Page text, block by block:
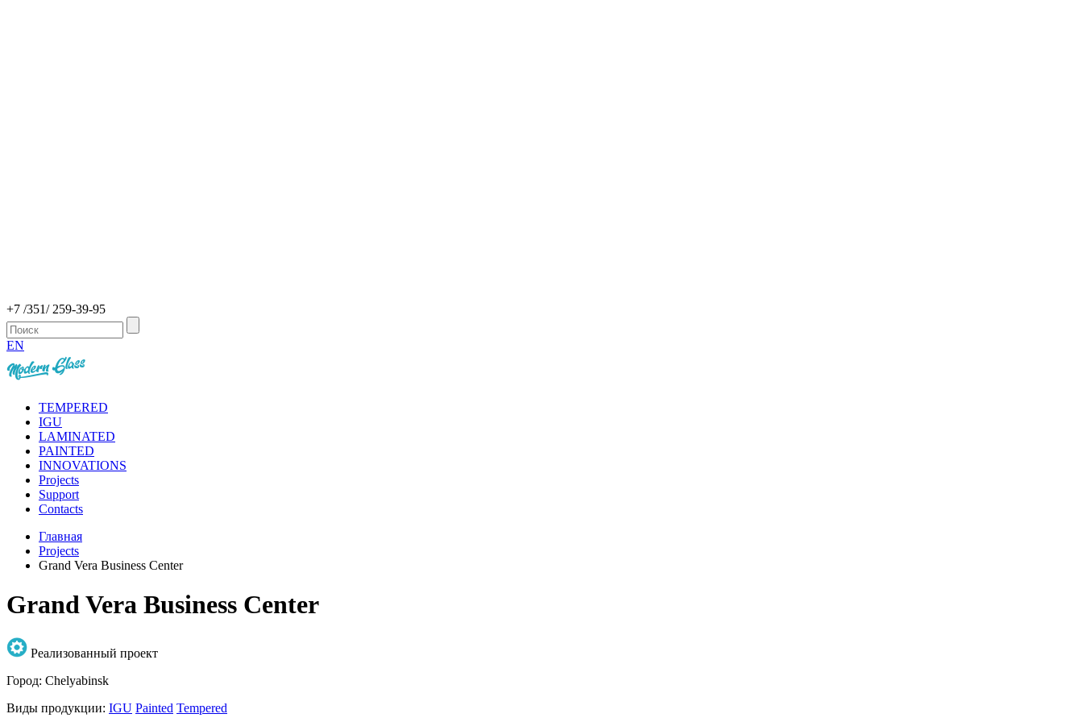
+7 /351/ 259-39-95
EN
TEMPERED
IGU
LAMINATED
PAINTED
INNOVATIONS
Projects
Support
Contacts
Главная
Projects
Grand Vera Business Center
Grand Vera Business Center
Реализованный проект
Город: Chelyabinsk
Виды продукции: IGU Painted Tempered